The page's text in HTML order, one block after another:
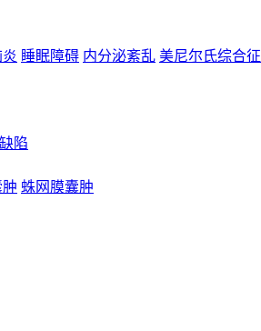
炎 睡眠障碍 内分泌紊乱 美尼尔氏综合征
陷
蛛网膜囊肿